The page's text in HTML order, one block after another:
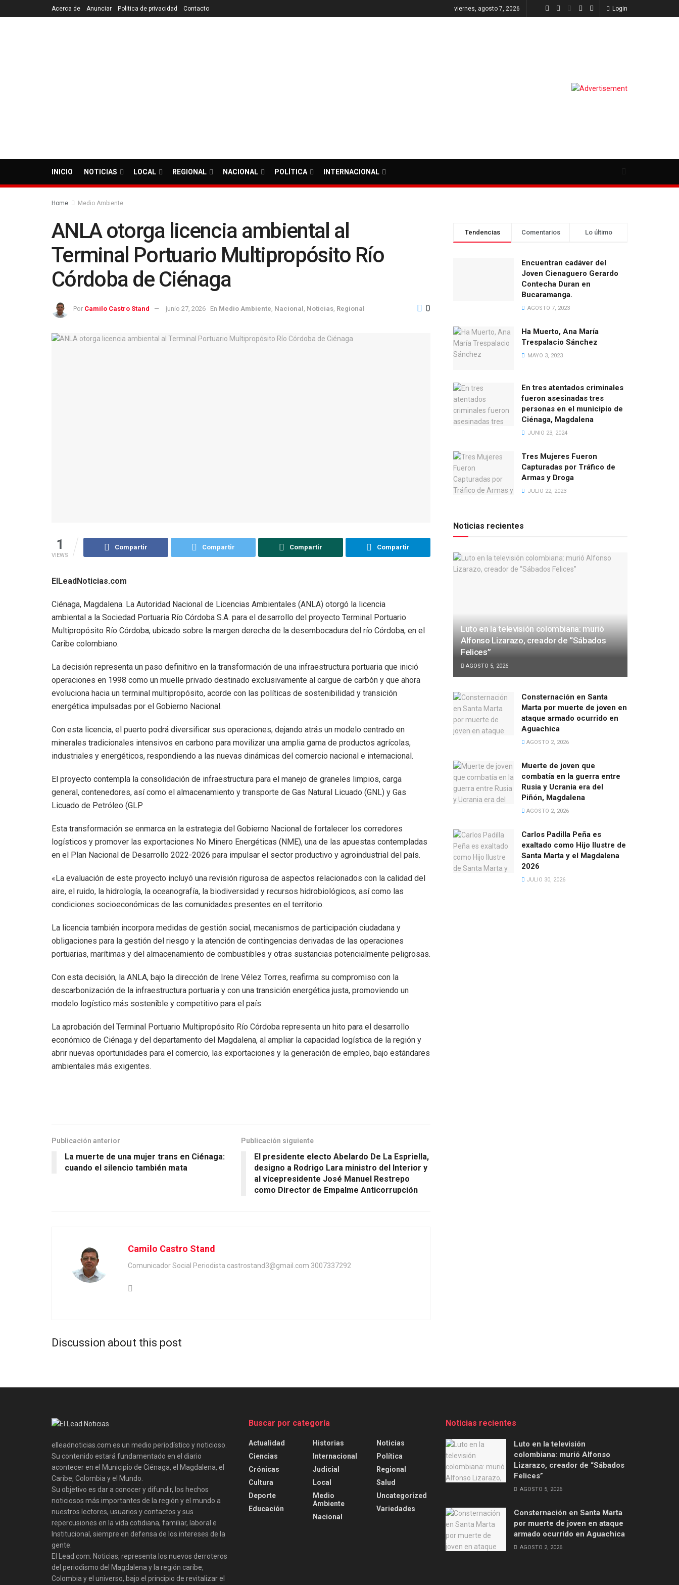
Acerca de Anunciar Politica de privacidad Contacto viernes, agosto 7, 2026 Login
INICIO NOTICIAS LOCAL REGIONAL NACIONAL POLÍTICA INTERNACIONAL
Home Medio Ambiente
ANLA otorga licencia ambiental al
Terminal Portuario Multipropósito Río
Córdoba de Ciénaga
Por Camilo Castro Stand junio 27, 2026 En Medio Ambiente Nacional Noticias Regional 0
1
VIEWS
Compartir Compartir Compartir Compartir
ElLeadNoticias.com
Ciénaga, Magdalena. La Autoridad Nacional de Licencias Ambientales (ANLA) otorgó la licencia
ambiental a la Sociedad Portuaria Río Córdoba S.A. para el desarrollo del proyecto Terminal Portuario
Multipropósito Río Córdoba, ubicado sobre la margen derecha de la desembocadura del río Córdoba, en el
Caribe colombiano.
La decisión representa un paso definitivo en la transformación de una infraestructura portuaria que inició
operaciones en 1998 como un muelle privado destinado exclusivamente al cargue de carbón y que ahora
evoluciona hacia un terminal multipropósito, acorde con las políticas de sostenibilidad y transición
energética impulsadas por el Gobierno Nacional.
Con esta licencia, el puerto podrá diversificar sus operaciones, dejando atrás un modelo centrado en
minerales tradicionales intensivos en carbono para movilizar una amplia gama de productos agrícolas,
industriales y energéticos, respondiendo a las nuevas dinámicas del comercio nacional e internacional.
El proyecto contempla la consolidación de infraestructura para el manejo de graneles limpios, carga
general, contenedores, así como el almacenamiento y transporte de Gas Natural Licuado (GNL) y Gas
Licuado de Petróleo (GLP
Esta transformación se enmarca en la estrategia del Gobierno Nacional de fortalecer los corredores
logísticos y promover las exportaciones No Minero Energéticas (NME), una de las apuestas contempladas
en el Plan Nacional de Desarrollo 2022-2026 para impulsar el sector productivo y agroindustrial del país.
«La evaluación de este proyecto incluyó una revisión rigurosa de aspectos relacionados con la calidad del
aire, el ruido, la hidrología, la oceanografía, la biodiversidad y recursos hidrobiológicos, así como las
condiciones socioeconómicas de las comunidades presentes en el territorio.
La licencia también incorpora medidas de gestión social, mecanismos de participación ciudadana y
obligaciones para la gestión del riesgo y la atención de contingencias derivadas de las operaciones
portuarias, marítimas y del almacenamiento de combustibles y otras sustancias potencialmente peligrosas.
Con esta decisión, la ANLA, bajo la dirección de Irene Vélez Torres, reafirma su compromiso con la
descarbonización de la infraestructura portuaria y con una transición energética justa, promoviendo un
modelo logístico más sostenible y competitivo para el país.
La aprobación del Terminal Portuario Multipropósito Río Córdoba representa un hito para el desarrollo
económico de Ciénaga y del departamento del Magdalena, al ampliar la capacidad logística de la región y
abrir nuevas oportunidades para el comercio, las exportaciones y la generación de empleo, bajo estándares
ambientales más exigentes.
Publicación anterior
La muerte de una mujer trans en Ciénaga:
cuando el silencio también mata
Publicación siguiente
El presidente electo Abelardo De La Espriella,
designo a Rodrigo Lara ministro del Interior y
al vicepresidente José Manuel Restrepo
como Director de Empalme Anticorrupción
Camilo Castro Stand
Comunicador Social Periodista castrostand3@gmail.com 3007337292
Discussion about this post
Tendencias Comentarios Lo último
Encuentran cadáver del
Joven Cienaguero Gerardo
Contecha Duran en
Bucaramanga.
AGOSTO 7, 2023
Ha Muerto, Ana María
Trespalacio Sánchez
MAYO 3, 2023
En tres atentados criminales
fueron asesinadas tres
personas en el municipio de
Ciénaga, Magdalena
JUNIO 23, 2024
Tres Mujeres Fueron
Capturadas por Tráfico de
Armas y Droga
JULIO 22, 2023
Noticias recientes
Luto en la televisión colombiana: murió
Alfonso Lizarazo, creador de “Sábados
Felices”
AGOSTO 5, 2026
Consternación en Santa
Marta por muerte de joven en
ataque armado ocurrido en
Aguachica
AGOSTO 2, 2026
Muerte de joven que
combatía en la guerra entre
Rusia y Ucrania era del
Piñón, Magdalena
AGOSTO 2, 2026
Carlos Padilla Peña es
exaltado como Hijo Ilustre de
Santa Marta y el Magdalena
2026
JULIO 30, 2026
elleadnoticias.com es un medio periodístico y noticioso.
Su contenido estará fundamentado en el diario
acontecer en el Municipio de Ciénaga, el Magdalena, el
Caribe, Colombia y el Mundo.
Su objetivo es dar a conocer y difundir, los hechos
noticiosos más importantes de la región y el mundo a
nuestros lectores, usuarios y contactos y sus
repercusiones en la vida cotidiana, familiar, laboral e
Institucional, siempre en defensa de los intereses de la
gente.
El Lead.com: Noticias, representa los nuevos derroteros
del periodismo del Magdalena y la región caribe,
Colombia y el universo, bajo el principio de revitalizar el
Buscar por categoría
Actualidad
Ciencias
Crónicas
Cultura
Deporte
Educación
Historias
Internacional
Judicial
Local
Medio
Ambiente
Nacional
Noticias
Política
Regional
Salud
Uncategorized
Variedades
Noticias recientes
Luto en la televisión
colombiana: murió Alfonso
Lizarazo, creador de “Sábados
Felices”
AGOSTO 5, 2026
Consternación en Santa Marta
por muerte de joven en ataque
armado ocurrido en Aguachica
AGOSTO 2, 2026